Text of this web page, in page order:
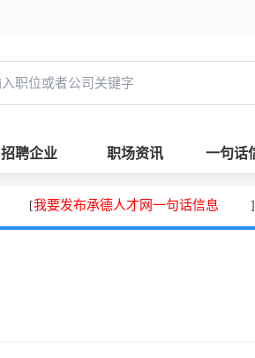
招聘企业 职场资讯 一句话
[我要发布承德人才网一句话信息 ]